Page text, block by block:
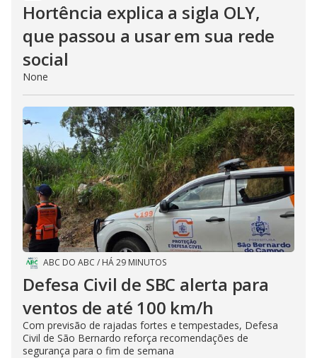
Hortência explica a sigla OLY,
que passou a usar em sua rede
social
None
ABC DO ABC / HÁ 29 MINUTOS
Defesa Civil de SBC alerta para
ventos de até 100 km/h
Com previsão de rajadas fortes e tempestades, Defesa
Civil de São Bernardo reforça recomendações de
segurança para o fim de semana